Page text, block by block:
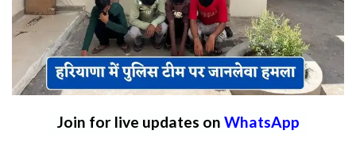
Join for live updates on WhatsApp